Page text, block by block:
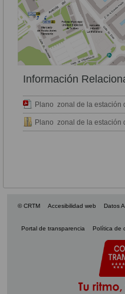
Información
Plano zonal de la estación
Plano zonal de la estación
© CRTM Accesibilidad web Datos
Portal de transparencia Política de